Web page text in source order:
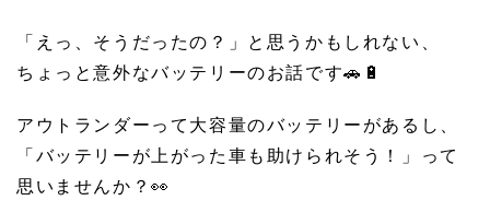
「えっ、そうだったの？」と思うかもしれない、
ちょっと意外なバッテリーのお話です🚗🔋
アウトランダーって大容量のバッテリーがあるし、
「バッテリーが上がった車も助けられそう！」って
思いませんか？👀